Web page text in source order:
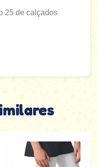
25 de calçados